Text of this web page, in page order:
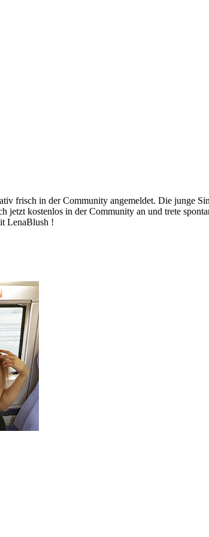
jetzt kostenlos in der Community an und trete
LenaBlush !